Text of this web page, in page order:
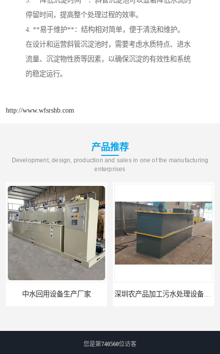
停留时间，提高整个处理过程的效率。
4. **易于维护**：结构相对简单，便于清洗和维护。
在设计和运营斜管沉淀池时，需要考虑水质特点、进水
流量、沉淀物性质等因素，以确保沉淀的有效性和系统
的稳定运行。
http://www.wfsrshb.com
产品推荐
Development, design, production and sales in one of the manufacturing
enterprises
中水回用设备生产厂家
您是第740560位访客